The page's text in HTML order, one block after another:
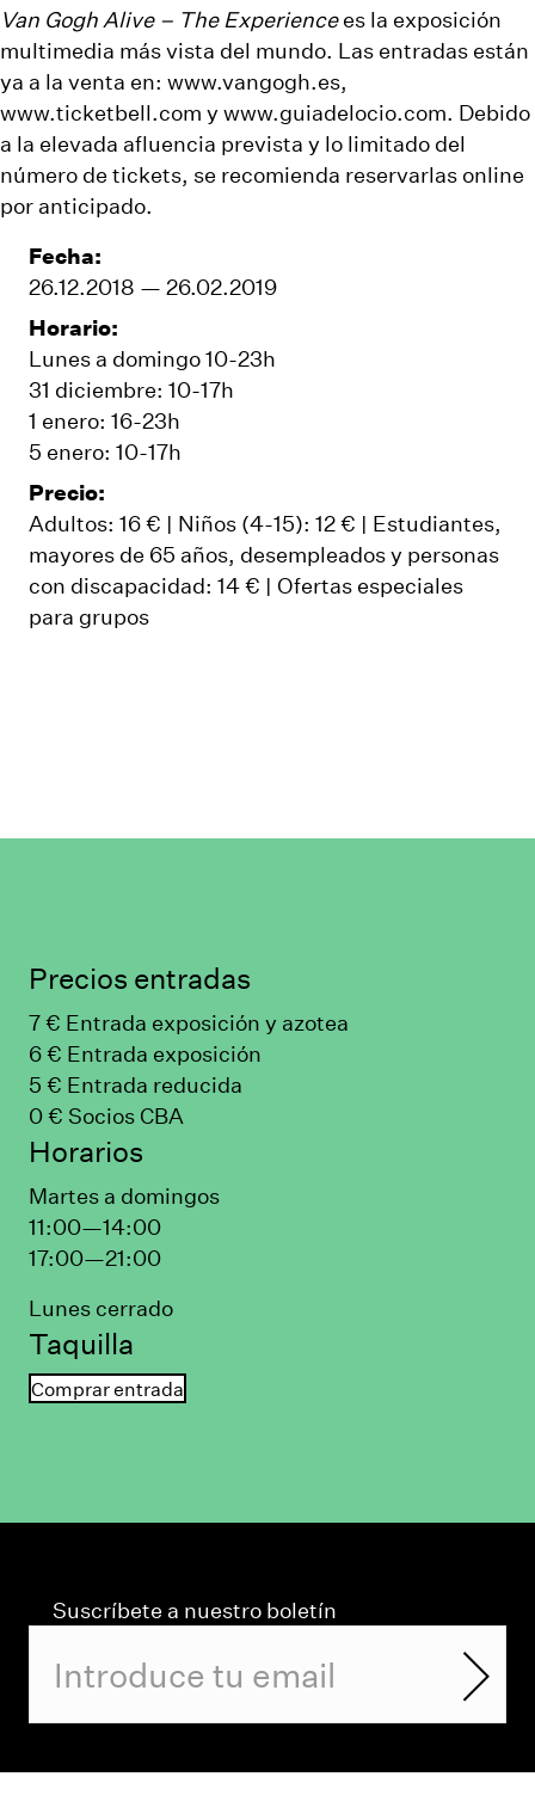
Van Gogh Alive – The Experiencees la exposición
multimedia más vista del mundo. Las entradas están
ya a la venta en: www.vangogh.es,
www.ticketbell.com y www.guiadelocio.com. Debido
a la elevada afluencia prevista y lo limitado del
número de tickets, se recomienda reservarlas online
por anticipado.
Fecha:
26.12.2018 — 26.02.2019
Horario:
Lunes a domingo 10-23h
31 diciembre: 10-17h
1 enero: 16-23h
5 enero: 10-17h
Precio:
Adultos: 16 € | Niños (4-15): 12 € | Estudiantes,
mayores de 65 años, desempleados y personas
con discapacidad: 14 € | Ofertas especiales
para grupos
Precios entradas
7 € Entrada exposición y azotea
6 € Entrada exposición
5 € Entrada reducida
0 € Socios CBA
Horarios
Martes a domingos
11:00—14:00
17:00—21:00
Lunes cerrado
Taquilla
Comprar entrada
Suscríbete a nuestro boletín